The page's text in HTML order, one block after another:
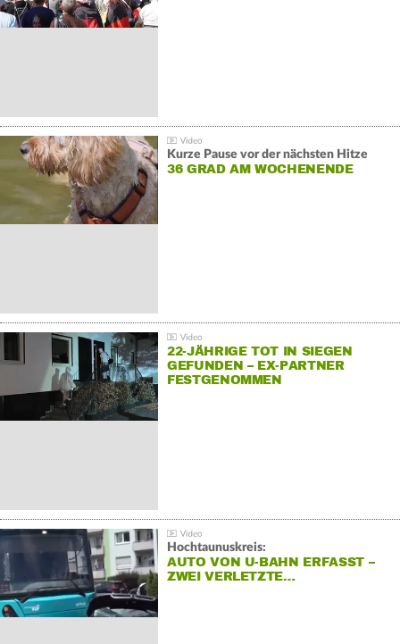
Kurze Pause vor der nächsten Hitze
36 GRAD AM WOCHENENDE
22-JÄHRIGE TOT IN SIEGEN
GEFUNDEN – EX-PARTNER
FESTGENOMMEN
Hochtaunuskreis:
AUTO VON U-BAHN ERFASST –
ZWEI VERLETZTE…